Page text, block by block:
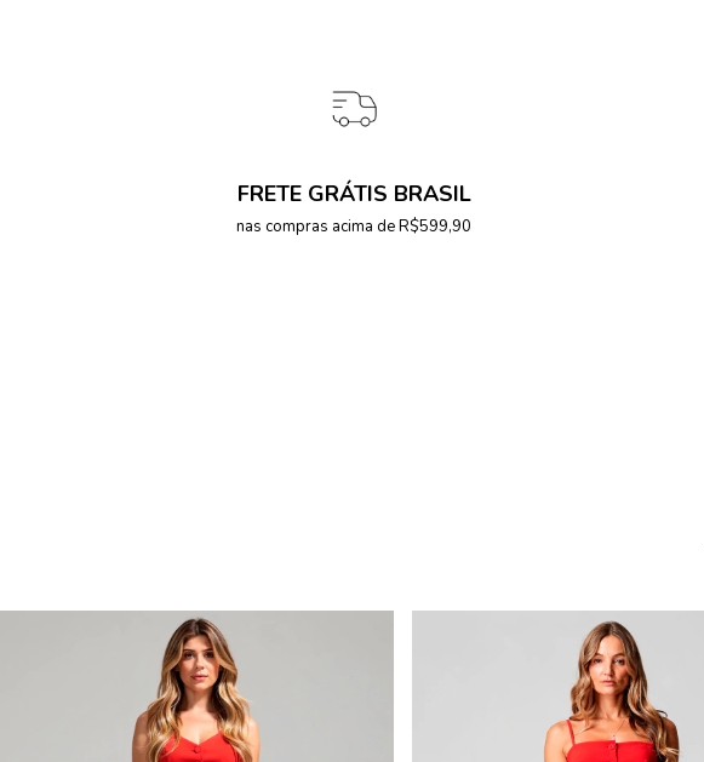
FRETE GRÁTIS BRASIL
nas compras acima de R$599,90